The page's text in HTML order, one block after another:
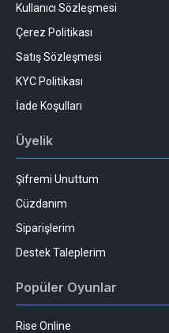
Kullanıcı Sözleşmesi
Çerez Politikası
Satış Sözleşmesi
KYC Politikası
İade Koşulları
Üyelik
Şifremi Unuttum
Cüzdanım
Siparişlerim
Destek Taleplerim
Popüler Oyunlar
Rise Online